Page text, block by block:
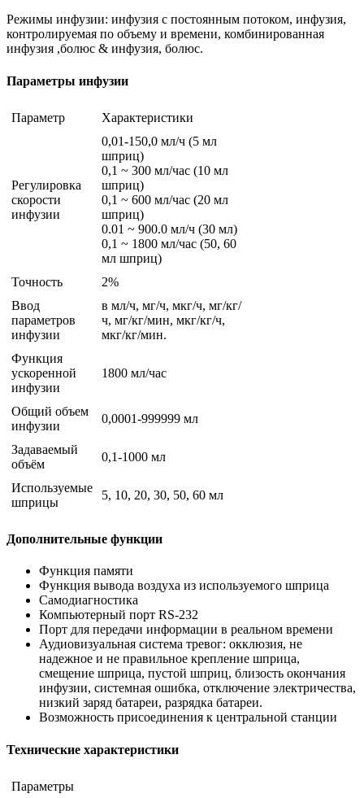
Режимы инфузии: инфузия с постоянным потоком, инфузия,
контролируемая по объему и времени, комбинированная
инфузия ,болюс & инфузия, болюс.
Параметры инфузии
Параметр Характеристики
Регулировка
скорости
инфузии
0,01-150,0 мл/ч (5 мл
шприц)
0,1 ~ 300 мл/час (10 мл
шприц)
0,1 ~ 600 мл/час (20 мл
шприц)
0.01 ~ 900.0 мл/ч (30 мл)
0,1 ~ 1800 мл/час (50, 60
мл шприц)
Точность
2%
Ввод
параметров
инфузии
в мл/ч, мг/ч, мкг/ч, мг/кг/
ч, мг/кг/мин, мкг/кг/ч,
мкг/кг/мин.
Функция
ускоренной
инфузии
1800 мл/час
Общий объем
инфузии
0,0001-999999 мл
Задаваемый
объём
0,1-1000 мл
Используемые
шприцы
5, 10, 20, 30, 50, 60 мл
Дополнительные функции
Функция памяти
Функция вывода воздуха из используемого шприца
Самодиагностика
Компьютерный порт RS-232
Порт для передачи информации в реальном времени
Аудиовизуальная система тревог: окклюзия, не
надежное и не правильное крепление шприца,
смещение шприца, пустой шприц, близость окончания
инфузии, системная ошибка, отключение электричества,
низкий заряд батареи, разрядка батареи.
Возможность присоединения к центральной станции
Технические характеристики
Параметры